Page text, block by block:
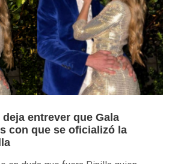
entrever que Gala
con que se oficializó la